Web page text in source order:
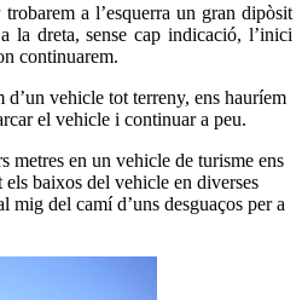
a l’esquerra un gran dipòsit
dreta, sense cap indicació, l’inici
continuarem.
vehicle tot terreny, ens hauríem
el vehicle i continuar a peu.
metres en un vehicle de turisme ens
baixos del vehicle en diverses
mig del camí d’uns desguaços per a